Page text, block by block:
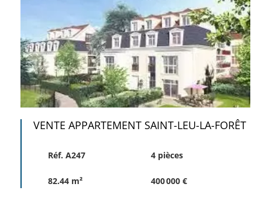
VENTE APPARTEMENT SAINT-LEU-LA-FORÊT
Réf. A247 4 pièces
82.44 m² 400 000 €